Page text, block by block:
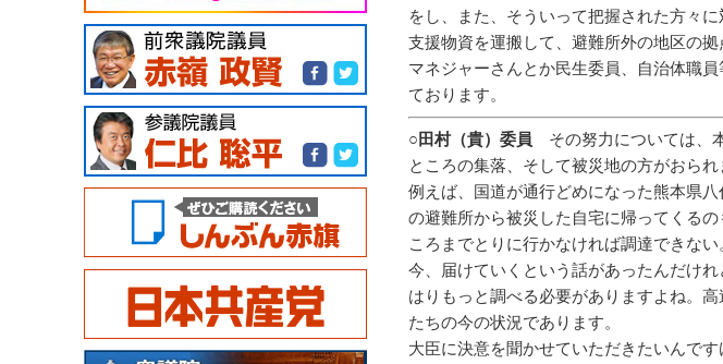
をし、また、そういって把握された方々
支援物資を運搬して、避難所外の地区の
マネジャーさんとか民生委員、自治体職
ております。
○田村（貴）委員 その努力については、
ところの集落、そして被災地の方がおられ
例えば、国道が通行どめになった熊本県
の避難所から被災した自宅に帰ってくる
ころまでとりに行かなければ調達できない
今、届けていくという話があったんだけ
はりもっと調べる必要がありますよね。
たちの今の状況であります。
大臣に決意を聞かせていただきたいんで